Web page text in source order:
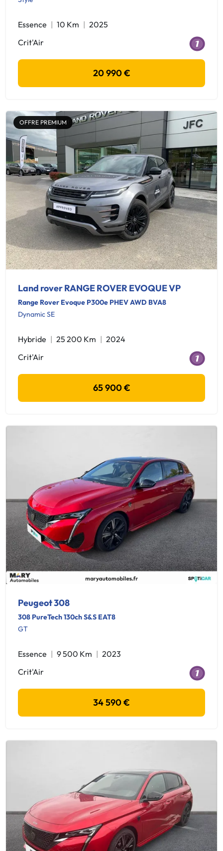
Essence 10 Km
2025
Crit'Air
20 990 €
OFFRE PREMIUM
Land rover RANGE ROVER EVOQUE VP
Range Rover Evoque P300e PHEV AWD BVA8
Dynamic SE
Hybride 25 200 Km
2024
Crit'Air
65 900 €
Peugeot 308
308 PureTech 130ch S&S EAT8
GT
Essence 9 500 Km
2023
Crit'Air
34 590 €